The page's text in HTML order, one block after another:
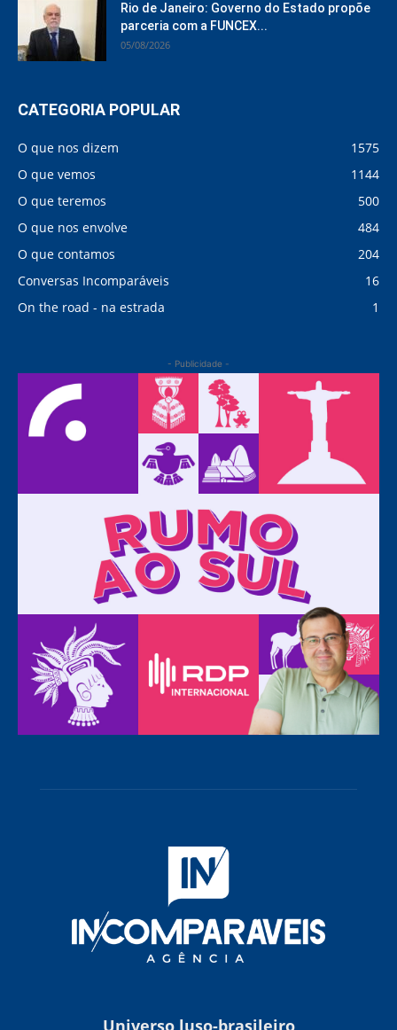
Rio de Janeiro: Governo do Estado propõe
parceria com a FUNCEX...
05/08/2026
CATEGORIA POPULAR
O que nos dizem
1575
O que vemos
1144
O que teremos
500
O que nos envolve
484
O que contamos
204
Conversas Incomparáveis
16
On the road - na estrada
1
- Publicidade -
Universo luso-brasileiro